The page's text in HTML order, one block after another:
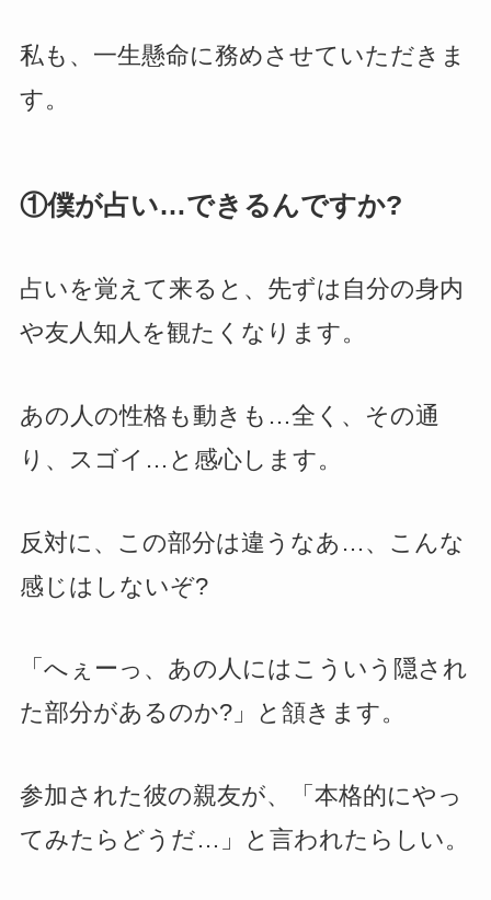
私も、一生懸命に務めさせていただきま
す。
①僕が占い…できるんですか?
占いを覚えて来ると、先ずは自分の身内
や友人知人を観たくなります。
あの人の性格も動きも…全く、その通
り、スゴイ…と感心します。
反対に、この部分は違うなあ…、こんな
感じはしないぞ?
「へぇーっ、あの人にはこういう隠され
た部分があるのか?」と頷きます。
参加された彼の親友が、「本格的にやっ
てみたらどうだ…」と言われたらしい。